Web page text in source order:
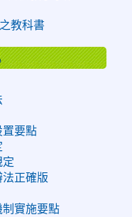
教科書
置要點
定
法正確版
制實施要點